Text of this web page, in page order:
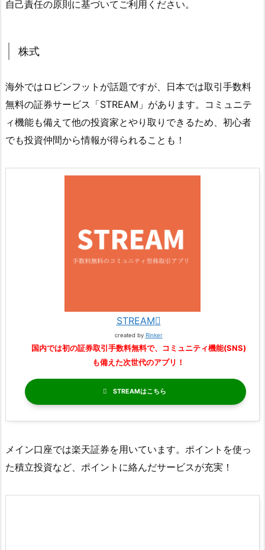
自己責任の原則に基づいてご利用ください。
株式
海外ではロビンフットが話題ですが、日本では取引手数料
無料の証券サービス「STREAM」があります。コミュニテ
ィ機能も備えて他の投資家とやり取りできるため、初心者
でも投資仲間から情報が得られることも！
STREAM
created by Rinker
国内では初の証券取引手数料無料で、コミュニティ機能(SNS)
も備えた次世代のアプリ！
STREAM
メイン口座では楽天証券を用いています。ポイントを使っ
た積立投資など、ポイントに絡んだサービスが充実！